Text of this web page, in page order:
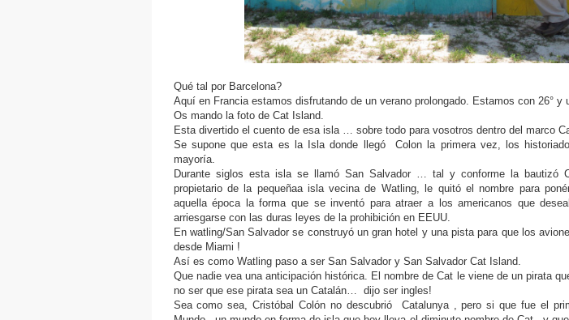
Qué tal por Barcelona?
Aquí en Francia estamos disfrutando de un verano prolongado. Estamos con 26° y
Os mando la foto de Cat Island.
Esta divertido el cuento de esa isla … sobre todo para vosotros dentro del marco
Se supone que esta es la Isla donde llegó Colon la primera vez, los
mayoría.
Durante siglos esta isla se llamó San Salvador … tal y conforme la bautizó
propietario de la pequeñaa isla vecina de Watling, le quitó el nombre para
aquella época la forma que se inventó para atraer a los americanos que
arriesgarse con las duras leyes de la prohibición en EEUU.
En watling/San Salvador se construyó un gran hotel y una pista para que los
desde Miami !
Así es como Watling paso a ser San Salvador y San Salvador Cat Island.
Que nadie vea una anticipación histórica. El nombre de Cat le viene de un pirata
no ser que ese pirata sea un Catalán… dijo ser ingles!
Sea como sea, Cristóbal Colón no descubrió Catalunya , pero si que fue el